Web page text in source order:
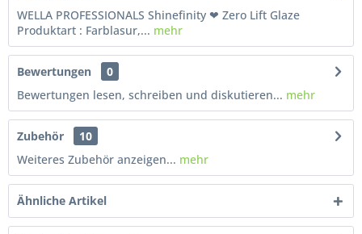
WELLA PROFESSIONALS Shinefinity ❤ Zero Lift Glaze
Produktart : Farblasur,... mehr
Bewertungen
0
Bewertungen lesen, schreiben und diskutieren... mehr
Zubehör
10
Weiteres Zubehör anzeigen... mehr
Ähnliche Artikel